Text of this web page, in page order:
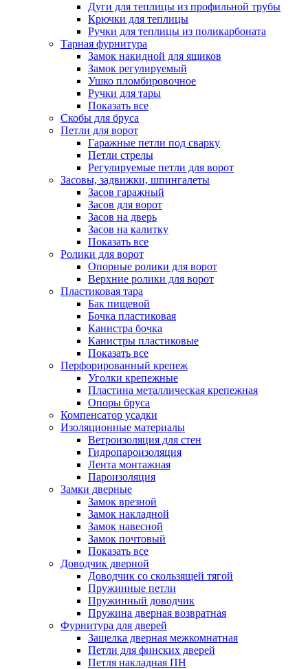
Дуги для теплицы из профильной трубы
Крючки для теплицы
Ручки для теплицы из поликарбоната
Тарная фурнитура
Замок накидной для ящиков
Замок регулируемый
Ушко пломбировочное
Ручки для тары
Показать все
Скобы для бруса
Петли для ворот
Гаражные петли под сварку
Петли стрелы
Регулируемые петли для ворот
Засовы, задвижки, шпингалеты
Засов гаражный
Засов для ворот
Засов на дверь
Засов на калитку
Показать все
Ролики для ворот
Опорные ролики для ворот
Верхние ролики для ворот
Пластиковая тара
Бак пищевой
Бочка пластиковая
Канистра бочка
Канистры пластиковые
Показать все
Перфорированный крепеж
Уголки крепежные
Пластина металлическая крепежная
Опоры бруса
Компенсатор усадки
Изоляционные материалы
Ветроизоляция для стен
Гидропароизоляция
Лента монтажная
Пароизоляция
Замки дверные
Замок врезной
Замок накладной
Замок навесной
Замок почтовый
Показать все
Доводчик дверной
Доводчик со скользящей тягой
Пружинные петли
Пружинный доводчик
Пружина дверная возвратная
Фурнитура для дверей
Защелка дверная межкомнатная
Петли для финских дверей
Петля накладная ПН